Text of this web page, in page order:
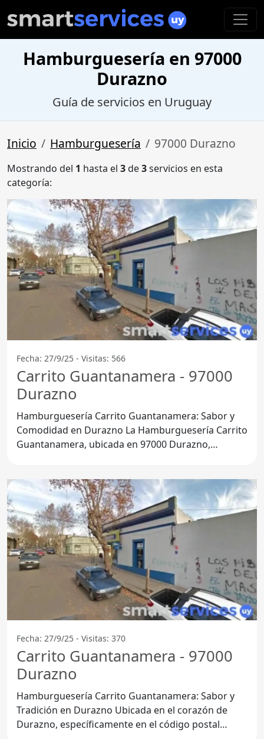
Hamburguesería en 97000
Durazno
Guía de servicios en Uruguay
Inicio Hamburguesería 97000 Durazno
Mostrando del 1 hasta el 3de3servicios en esta
categoría:
Fecha: 27/9/25 - Visitas: 566
Carrito Guantanamera - 97000
Durazno
Hamburguesería Carrito Guantanamera: Sabor y
Comodidad en Durazno La Hamburguesería Carrito
Guantanamera, ubicada en 97000 Durazno,
Fecha: 27/9/25 - Visitas: 370
Carrito Guantanamera - 97000
Durazno
Hamburguesería Carrito Guantanamera: Sabor y
Tradición en Durazno Ubicada en el corazón de
Durazno, específicamente en el código postal